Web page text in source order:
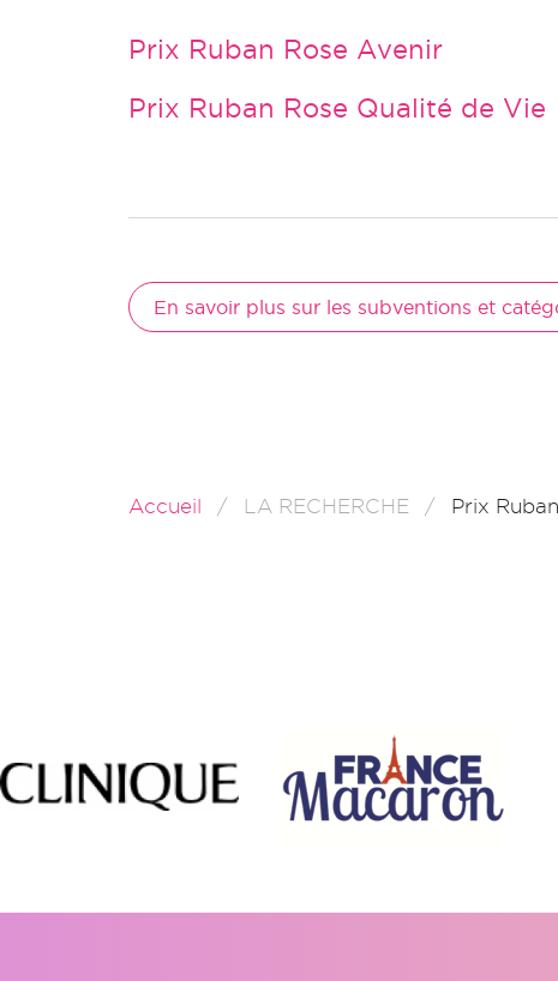
Prix Ruban Rose Avenir
Prix Ruban Rose Qualité de Vie
En savoir plus sur les subventions et
Accueil LA RECHERCHE Prix